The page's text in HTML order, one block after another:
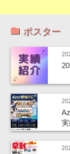
ポスター